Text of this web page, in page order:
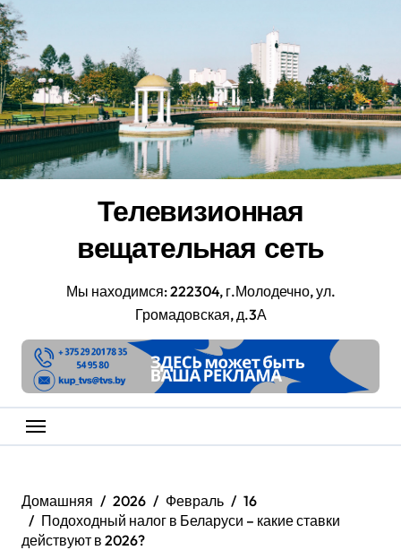
Перейти
к
содержанию
Телевизионная
вещательная сеть
Мы находимся: 222304, г.Молодечно, ул.
Громадовская, д.3А
Домашняя 2026 Февраль
16
Подоходный налог в Беларуси – какие ставки
действуют в 2026?